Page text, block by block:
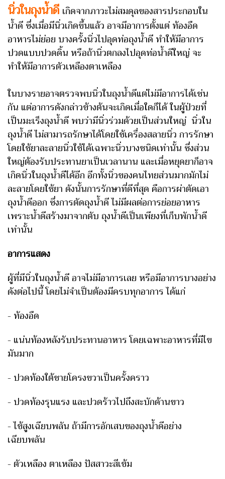
นิ่วในถุงน้ำดี เกิดจากภาวะไม่สมดุลของสารประกอบใน
น้ำดี ซึ่งเมื่อมีนิ่วเกิดขึ้นแล้ว อาจมีอาการตั้งแต่ ท้องอืด
อาหารไม่ย่อย บางครั้งนิ่วไปอุดท่อถุงน้ำดี ทำให้มีอาการ
ปวดแบบปวดดิ้น หรือถ้านิ่วตกลงไปอุดท่อน้ำดีใหญ่ จะ
ทำให้มีอาการตัวเหลืองตาเหลือง
ในบางรายอาจตรวจพบนิ่วในถุงน้ำดีแต่ไม่มีอาการได้เช่น
กัน แต่อาการดังกล่าวข้างต้นจะเกิดเมื่อใดก็ได้ ในผู้ป่วยที่
เป็นมะเร็งถุงน้ำดี พบว่ามีนิ่วร่วมด้วยเป็นส่วนใหญ่ นิ่วใน
ถุงน้ำดี ไม่สามารถรักษาได้โดยใช้เครื่องสลายนิ่ว การรักษา
โดยใช้ยาละลายนิ่วใช้ได้เฉพาะนิ่วบางชนิดเท่านั้น ซึ่งส่วน
ใหญ่ต้องรับประทานยาเป็นเวลานาน และเมื่อหยุดยาก็อาจ
เกิดนิ่วในถุงน้ำดีได้อีก อีกทั้งนิ่วของคนไทยส่วนมากมักไม่
ละลายโดยใช้ยา ดังนั้นการรักษาที่ดีที่สุด คือการผ่าตัดเอา
ถุงน้ำดีออก ซึ่งการตัดถุงน้ำดี ไม่มีผลต่อการย่อยอาหาร
เพราะน้ำดีสร้างมาจากตับ ถุงน้ำดีเป็นเพียงที่เก็บพักน้ำดี
เท่านั้น
อาการแสดง
ผู้ที่มีนิ่วในถุงน้ำดี อาจไม่มีอาการเลย หรือมีอาการบางอย่าง
ดังต่อไปนี้ โดยไม่จำเป็นต้องมีครบทุกอาการ ได้แก่
- ท้องอืด
- แน่นท้องหลังรับประทานอาหาร โดยเฉพาะอาหารที่มีไข
มันมาก
- ปวดท้องใต้ชายโครงขวาเป็นครั้งคราว
- ปวดท้องรุนแรง และปวดร้าวไปถึงสะบักด้านขาว
- ไข้สูงเฉียบพลัน ถ้ามีการอักเสบของถุงน้ำดีอย่าง
เฉียบพลัน
- ตัวเหลือง ตาเหลือง ปัสสาวะสีเข้ม